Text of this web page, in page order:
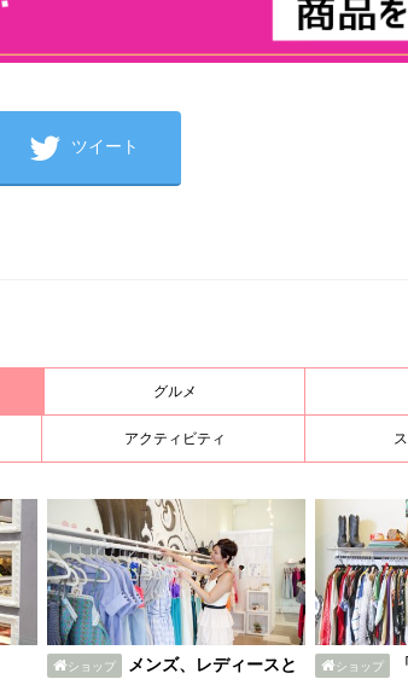
ツイート
グルメ
アクティビティ
ショップ
メンズ、レディースと
ショップ